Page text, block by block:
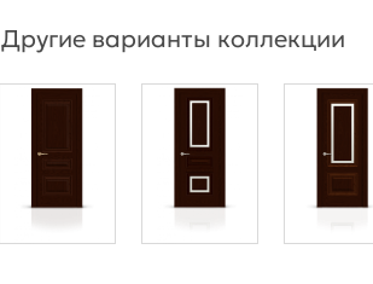
Другие варианты коллекции